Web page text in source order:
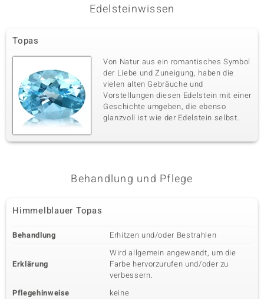
Edelsteinwissen
Topas
Von Natur aus ein romantisches Symbol
der Liebe und Zuneigung, haben die
vielen alten Gebräuche und
Vorstellungen diesen Edelstein mit einer
Geschichte umgeben, die ebenso
glanzvoll ist wie der Edelstein selbst.
Behandlung und Pflege
Himmelblauer Topas
Behandlung Erhitzen und/oder Bestrahlen
Erklärung
Wird allgemein angewandt, um die
Farbe hervorzurufen und/oder zu
verbessern.
Pflegehinweise
keine